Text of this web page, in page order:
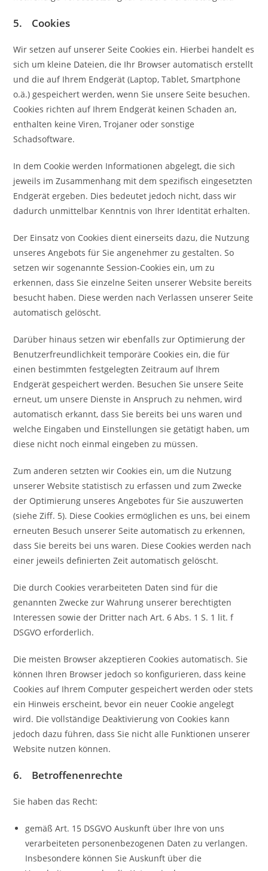
5. Cookies
Wir setzen auf unserer Seite Cookies ein. Hierbei handelt es
sich um kleine Dateien, die Ihr Browser automatisch erstellt
und die auf Ihrem Endgerät (Laptop, Tablet, Smartphone
o.ä.) gespeichert werden, wenn Sie unsere Seite besuchen.
Cookies richten auf Ihrem Endgerät keinen Schaden an,
enthalten keine Viren, Trojaner oder sonstige
Schadsoftware.
In dem Cookie werden Informationen abgelegt, die sich
jeweils im Zusammenhang mit dem spezifisch eingesetzten
Endgerät ergeben. Dies bedeutet jedoch nicht, dass wir
dadurch unmittelbar Kenntnis von Ihrer Identität erhalten.
Der Einsatz von Cookies dient einerseits dazu, die Nutzung
unseres Angebots für Sie angenehmer zu gestalten. So
setzen wir sogenannte Session-Cookies ein, um zu
erkennen, dass Sie einzelne Seiten unserer Website bereits
besucht haben. Diese werden nach Verlassen unserer Seite
automatisch gelöscht.
Darüber hinaus setzen wir ebenfalls zur Optimierung der
Benutzerfreundlichkeit temporäre Cookies ein, die für
einen bestimmten festgelegten Zeitraum auf Ihrem
Endgerät gespeichert werden. Besuchen Sie unsere Seite
erneut, um unsere Dienste in Anspruch zu nehmen, wird
automatisch erkannt, dass Sie bereits bei uns waren und
welche Eingaben und Einstellungen sie getätigt haben, um
diese nicht noch einmal eingeben zu müssen.
Zum anderen setzten wir Cookies ein, um die Nutzung
unserer Website statistisch zu erfassen und zum Zwecke
der Optimierung unseres Angebotes für Sie auszuwerten
(siehe Ziff. 5). Diese Cookies ermöglichen es uns, bei einem
erneuten Besuch unserer Seite automatisch zu erkennen,
dass Sie bereits bei uns waren. Diese Cookies werden nach
einer jeweils definierten Zeit automatisch gelöscht.
Die durch Cookies verarbeiteten Daten sind für die
genannten Zwecke zur Wahrung unserer berechtigten
Interessen sowie der Dritter nach Art. 6 Abs. 1 S. 1 lit. f
DSGVO erforderlich.
Die meisten Browser akzeptieren Cookies automatisch. Sie
können Ihren Browser jedoch so konfigurieren, dass keine
Cookies auf Ihrem Computer gespeichert werden oder stets
ein Hinweis erscheint, bevor ein neuer Cookie angelegt
wird. Die vollständige Deaktivierung von Cookies kann
jedoch dazu führen, dass Sie nicht alle Funktionen unserer
Website nutzen können.
6. Betroffenenrechte
Sie haben das Recht:
gemäß Art. 15 DSGVO Auskunft über Ihre von uns
verarbeiteten personenbezogenen Daten zu verlangen.
Insbesondere können Sie Auskunft über die